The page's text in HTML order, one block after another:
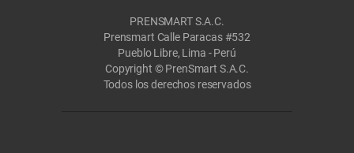
PRENSMART S.A.C.
Prensmart Calle Paracas #532
Pueblo Libre, Lima - Perú
Copyright © PrenSmart S.A.C.
Todos los derechos reservados